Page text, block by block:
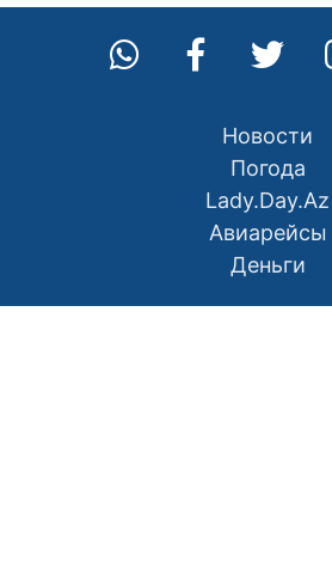
Новости
Погода
Lady.Day.Az
Авиарейсы
Деньги